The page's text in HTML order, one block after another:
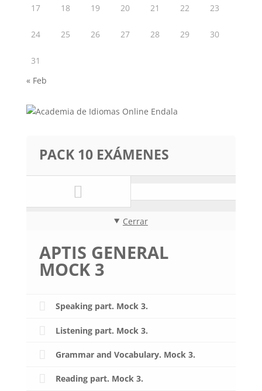
17 18 19 20 21 22 23
24 25 26 27 28 29 30
31
« Feb
PACK 10 EXÁMENES
Cerrar
APTIS GENERAL
MOCK 3
Speaking part. Mock 3.
Listening part. Mock 3.
Grammar and Vocabulary. Mock 3.
Reading part. Mock 3.